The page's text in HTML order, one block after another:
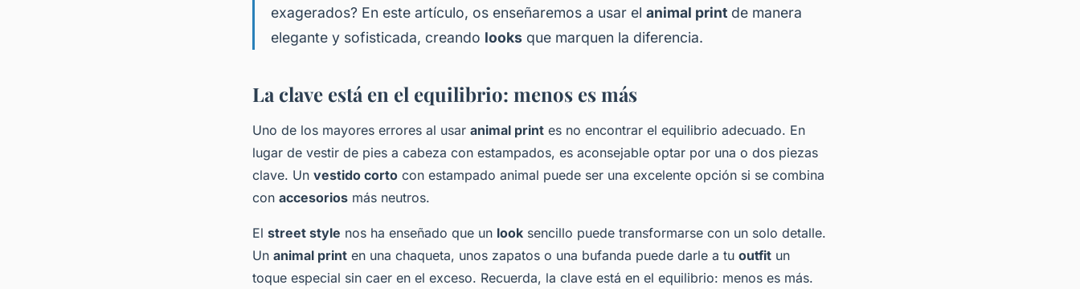
exagerados? En este artículo, os enseñaremos a usar el animal print de manera
elegante y sofisticada, creando looks que marquen la diferencia.
La clave está en el equilibrio: menos es más
Uno de los mayores errores al usar animal print es no encontrar el equilibrio adecuado. En
lugar de vestir de pies a cabeza con estampados, es aconsejable optar por una o dos piezas
clave. Un vestido corto con estampado animal puede ser una excelente opción si se combina
con accesorios más neutros.
El street style nos ha enseñado que un look sencillo puede transformarse con un solo detalle.
Un animal print en una chaqueta, unos zapatos o una bufanda puede darle a tu outfit un
toque especial sin caer en el exceso. Recuerda, la clave está en el equilibrio: menos es más.